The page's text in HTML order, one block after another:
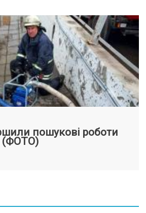
пошукові роботи
(ФОТО)